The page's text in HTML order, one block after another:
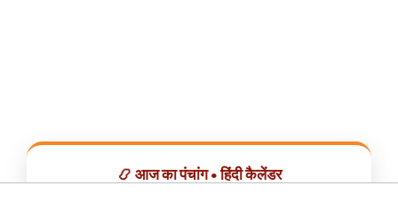
📿 आज का पंचांग • हिंदी कैलेंडर